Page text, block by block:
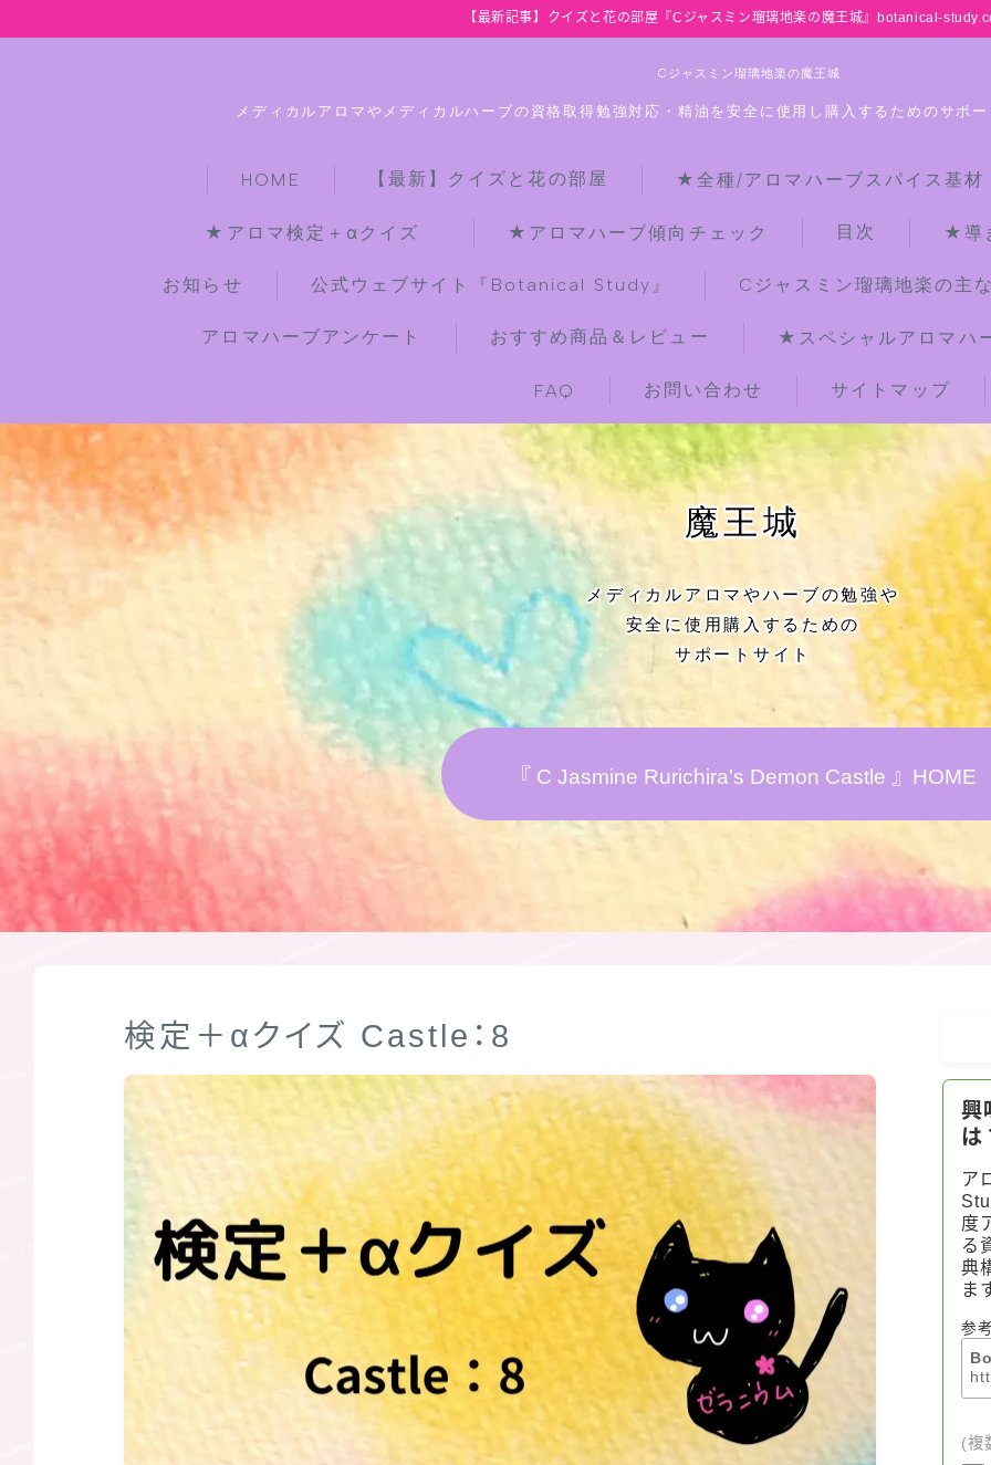
【最新記事】クイズと花の部屋『Cジャスミン瑠璃地楽の魔王城』botanical-
Cジャスミン瑠璃地楽の魔王城
メディカルアロマやメディカルハーブの資格取得勉強対応・精油を安全に使用し購入するためのサポ
HOME 【最新】クイズと花の部屋 ★全種/アロマハーブスパイス基
★アロマ検定＋αクイズ ★アロマハーブ傾向チェック 目次 ★導
お知らせ 公式ウェブサイト『Botanical Study』 Cジャスミン瑠璃地楽の主
アロマハーブアンケート おすすめ商品＆レビュー ★スペシャルアロマハ
FAQ お問い合わせ サイトマップ
【最新】クイズと花の部屋
★全種/アロマハーブスパイス基材 プ
★アロマ検定＋αクイズ
★アロマハーブ傾向チェック
★導きの階層図/目次
お知らせ
公式ウェブサイト『Botanical Study』
Cジャスミン瑠璃地楽の主な活動先リン
おすすめ商品＆レビュー
★スペシャルアロマハーブ４択クイズ
(kindle出版限定)
FAQ
お問い合わせ
サイトマップ
魔王城
メディカルアロマやハーブの勉強や
安全に使用購入するための
サポートサイト
『 C Jasmine Rurichira's Demon Castle 』HOME
検定＋αクイズ Castle：8